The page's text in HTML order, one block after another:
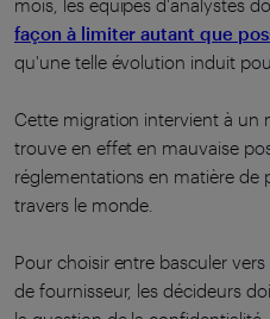
mois, les équipes d'analystes
façon à limiter autant que
qu'une telle évolution induit
Cette migration intervient à un
trouve en effet en mauvaise
réglementations en matière de
travers le monde.
Pour choisir entre basculer
de fournisseur, les décideurs